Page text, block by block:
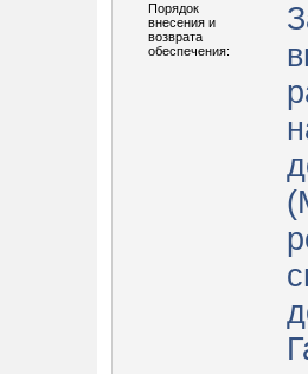
Порядок
внесения и
возврата
обеспечения: